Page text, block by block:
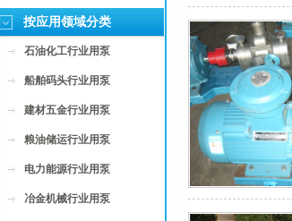
按应用领域分类
石油化工行业用泵
船舶码头行业用泵
建材五金行业用泵
粮油储运行业用泵
电力能源行业用泵
冶金机械行业用泵